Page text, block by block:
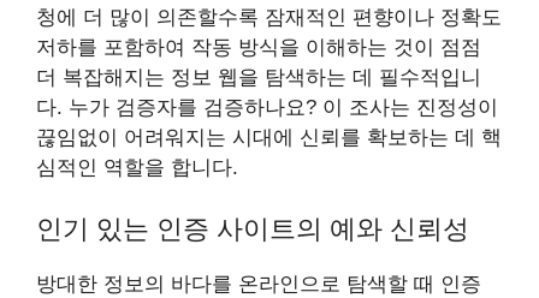
청에 더 많이 의존할수록 잠재적인 편향이나 정확도
저하를 포함하여 작동 방식을 이해하는 것이 점점
더 복잡해지는 정보 웹을 탐색하는 데 필수적입니
다. 누가 검증자를 검증하나요? 이 조사는 진정성이
끊임없이 어려워지는 시대에 신뢰를 확보하는 데 핵
심적인 역할을 합니다.
인기 있는 인증 사이트의 예와 신뢰성
방대한 정보의 바다를 온라인으로 탐색할 때 인증